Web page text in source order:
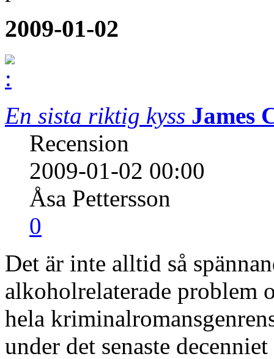
2009-01-02
En sista riktig kyss James
Recension
2009-01-02 00:00
Åsa Pettersson
0
Det är inte alltid så
alkoholrelaterade problem
hela
under det senaste